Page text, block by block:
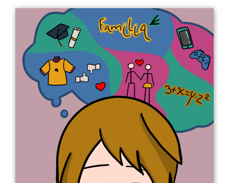
O